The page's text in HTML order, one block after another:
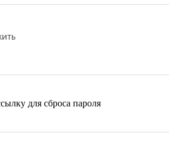
для сброса пароля